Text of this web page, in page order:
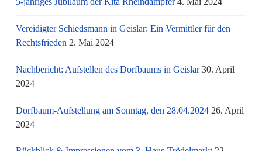
Vereidigter Schiedsmann in Geislar: Ein Vermittler für den
Rechtsfrieden 2. Mai 2024
Nachbericht: Aufstellen des Dorfbaums in Geislar 30. April
2024
Dorfbaum-Aufstellung am Sonntag, den 28.04.2024 26. April
2024